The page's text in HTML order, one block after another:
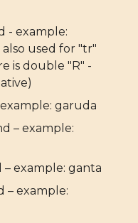
- example:
used for "tr"
is double "R" -
garuda
– example:
– example: ganta
– example: